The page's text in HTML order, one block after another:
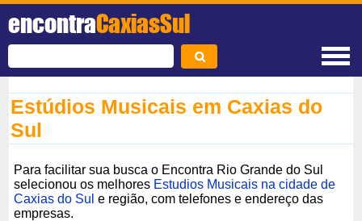
encontraCaxiasSul
Estúdios Musicais em Caxias do
Sul
Para facilitar sua busca o Encontra Rio Grande do Sul
selecionou os melhores Estudios Musicais na cidade de
Caxias do Sul e região, com telefones e endereço das
empresas.